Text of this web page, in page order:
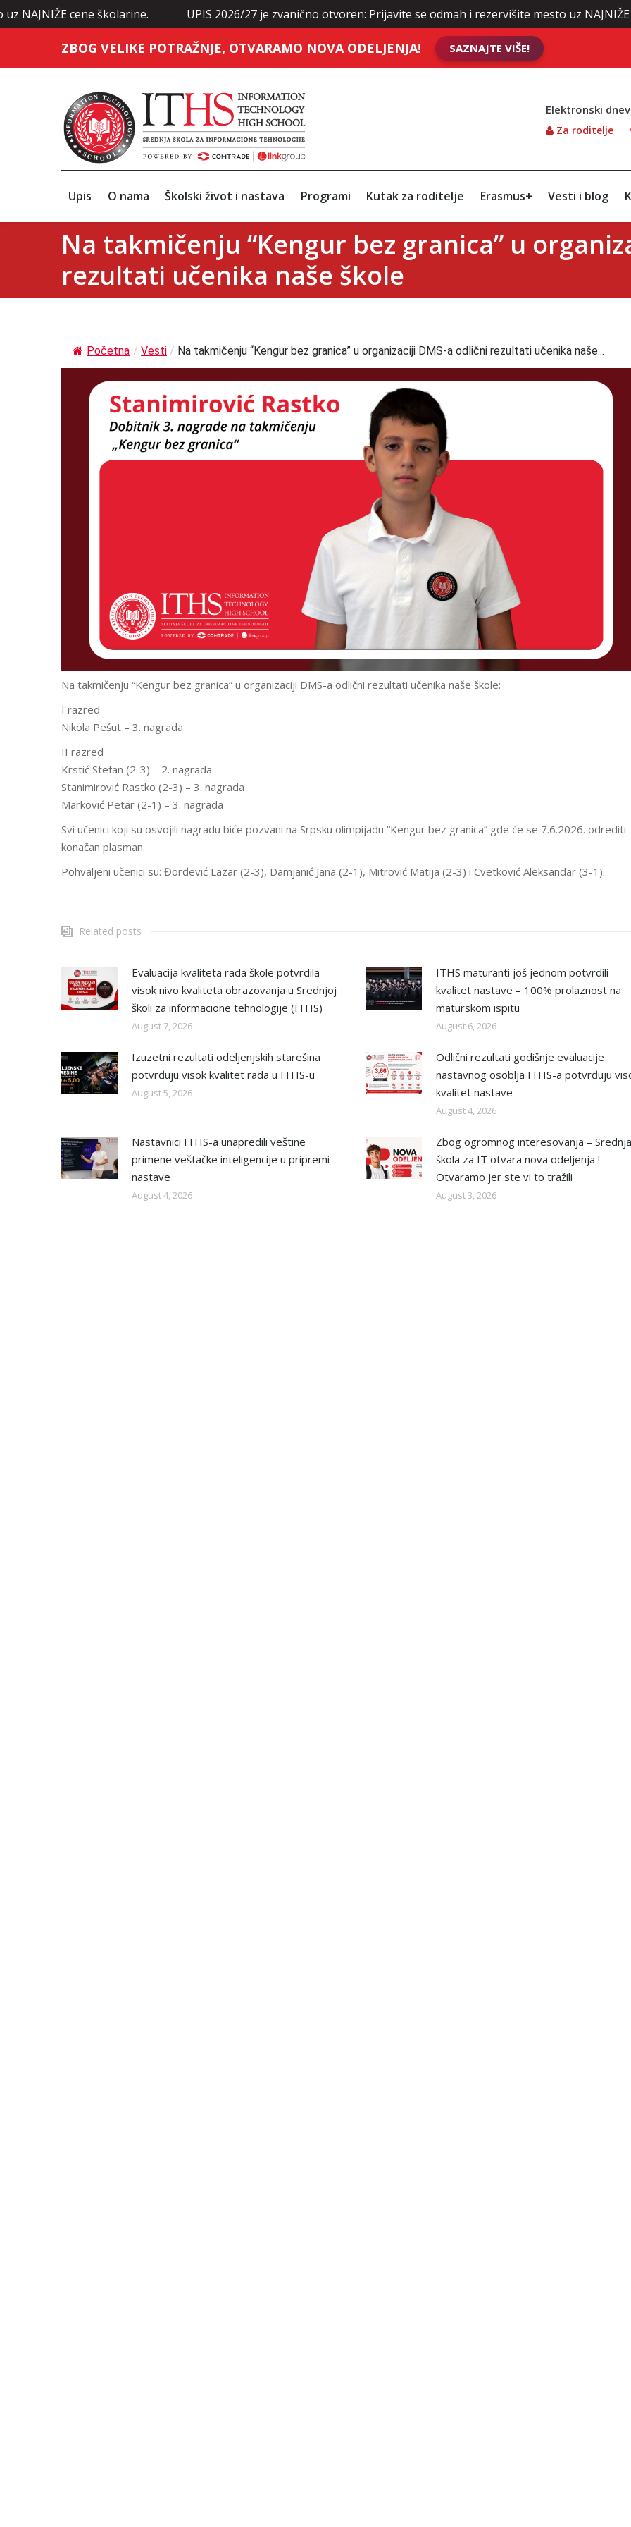
cene školarine. UPIS 2026/27 je zvanično otvoren: Prijavite se odmah i rezervišite mesto uz NAJNIŽE cene
ZBOG VELIKE POTRAŽNJE, OTVARAMO NOVA ODELJENJA! SAZNAJTE VIŠE!
Elektronski
Za roditelje
Upis O nama Školski život i nastava Programi Kutak za roditelje Erasmus+ Vesti i blog
Na takmičenju “Kengur bez granica” u
rezultati učenika naše škole
Početna / Vesti / Na takmičenju “Kengur bez granica” u organizaciji DMS-a odlični rezultati učenika naše...
Na takmičenju “Kengur bez granica” u organizaciji DMS-a odlični rezultati učenika naše škole:
I razred
Nikola Pešut – 3. nagrada
II razred
Krstić Stefan (2-3) – 2. nagrada
Stanimirović Rastko (2-3) – 3. nagrada
Marković Petar (2-1) – 3. nagrada
Svi učenici koji su osvojili nagradu biće pozvani na Srpsku olimpijadu “Kengur bez granica” gde će se 7.6.2026. odrediti
konačan plasman.
Pohvaljeni učenici su: Đorđević Lazar (2-3), Damjanić Jana (2-1), Mitrović Matija (2-3) i Cvetković Aleksandar (3-1).
Related posts
Evaluacija kvaliteta rada škole potvrdila
visok nivo kvaliteta obrazovanja u Srednjoj
školi za informacione tehnologije (ITHS)
August 7, 2026
ITHS maturanti još jednom potvrdili
kvalitet nastave – 100% prolaznost na
maturskom ispitu
August 6, 2026
Izuzetni rezultati odeljenjskih starešina
potvrđuju visok kvalitet rada u ITHS-u
August 5, 2026
Odlični rezultati godišnje evaluacije
nastavnog osoblja ITHS-a potvrđuju
kvalitet nastave
August 4, 2026
Nastavnici ITHS-a unapredili veštine
primene veštačke inteligencije u pripremi
nastave
August 4, 2026
Zbog ogromnog interesovanja – Srednja
škola za IT otvara nova odeljenja !
Otvaramo jer ste vi to tražili
August 3, 2026